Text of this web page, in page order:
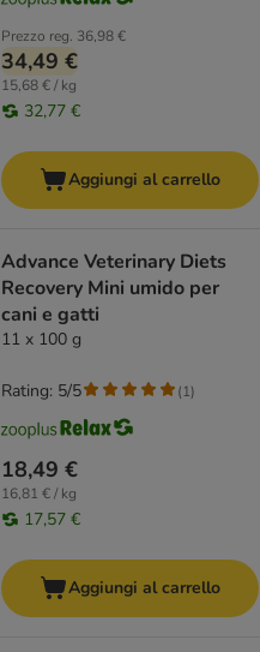
Prezzo reg. 36,98 €
34,49 €
15,68 € / kg
32,77 €
Aggiungi al carrello
Advance Veterinary Diets
Recovery Mini umido per
cani e gatti
11 x 100 g
18,49 €
16,81 € / kg
17,57 €
Rating: 5/5 (1)
Aggiungi al carrello